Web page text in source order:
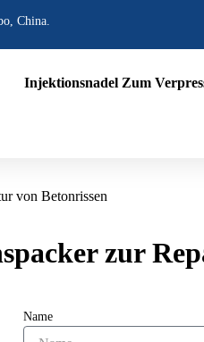
China.
Injektionsnadel Zum
von Betonrissen
zur
Name